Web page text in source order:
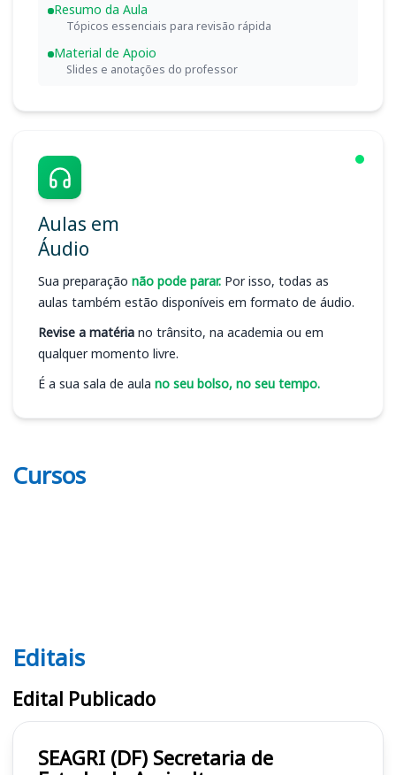
Resumo da Aula
Tópicos essenciais para revisão rápida
Material de Apoio
Slides e anotações do professor
Aulas em
Áudio
Sua preparação não pode parar. Por isso, todas as
aulas também estão disponíveis em formato de áudio.
Revise a matéria no trânsito, na academia ou em
qualquer momento livre.
É a sua sala de aula no seu bolso, no seu tempo.
Cursos
Editais SEAGRI (DF)
Editais
Edital Publicado
SEAGRI (DF) Secretaria de